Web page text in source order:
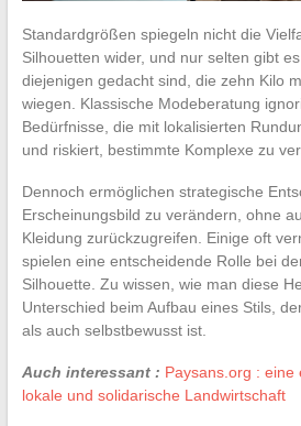
Standardgrößen spiegeln nicht die
Silhouetten wider, und nur selten gibt
diejenigen gedacht sind, die zehn Kilo
wiegen. Klassische Modeberatung
Bedürfnisse, die mit lokalisierten
und riskiert, bestimmte Komplexe zu
Dennoch ermöglichen strategische
Erscheinungsbild zu verändern, ohne
Kleidung zurückzugreifen. Einige oft
spielen eine entscheidende Rolle bei
Silhouette. Zu wissen, wie man diese
Unterschied beim Aufbau eines Stils,
als auch selbstbewusst ist.
Auch interessant : Paysans.org :
lokale und solidarische Landwirtschaft